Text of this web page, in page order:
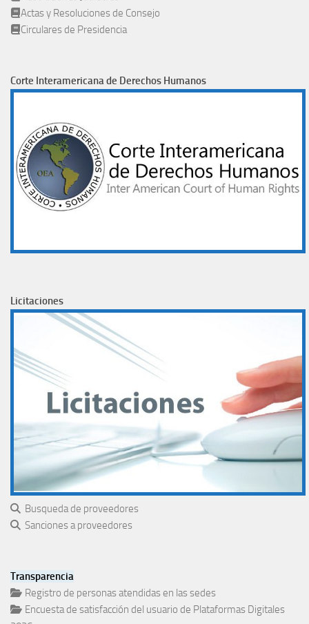
Actas y Resoluciones de Consejo
Circulares de Presidencia
Corte Interamericana de Derechos Humanos
Licitaciones
Busqueda de proveedores
Sanciones a proveedores
Transparencia
Registro de personas atendidas en las sedes
Encuesta de satisfacción del usuario de Plataformas Digitales